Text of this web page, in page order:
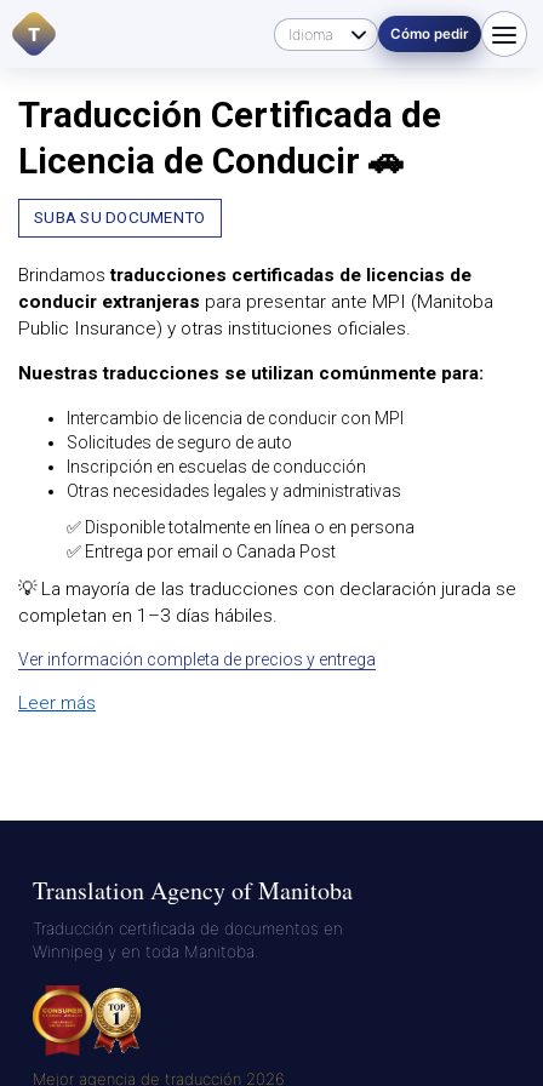
T Cómo pedir
Traducción Certificada de
Licencia de Conducir 🚗
SUBA SU DOCUMENTO
Brindamostraducciones certificadas de licencias de
conducir extranjeras para presentar ante MPI (Manitoba
Public Insurance) y otras instituciones oficiales.
Nuestras traducciones se utilizan comúnmente para:
Intercambio de licencia de conducir con MPI
Solicitudes de seguro de auto
Inscripción en escuelas de conducción
Otras necesidades legales y administrativas
✅ Disponible totalmente en línea o en persona
✅ Entrega por email o Canada Post
💡 La mayoría de las traducciones con declaración jurada se
completan en 1–3 días hábiles.
Ver información completa de precios y entrega
Leer más
Translation Agency of Manitoba
Traducción certificada de documentos en
Winnipeg y en toda Manitoba.
Mejor agencia de traducción 2026